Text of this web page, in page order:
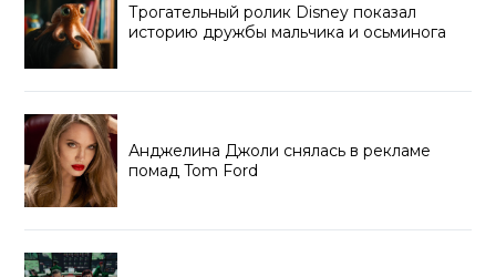
Трогательный ролик Disney показал
историю дружбы мальчика и осьминога
Анджелина Джоли снялась в рекламе
помад Tom Ford